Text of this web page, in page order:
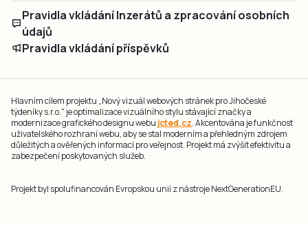
Pravidla vkládání Inzerátů a zpracování osobních
údajů
Pravidla vkládání příspěvků
Hlavním cílem projektu „Nový vizuál webových stránek pro Jihočeské
týdeníky s.r.o." je optimalizace vizuálního stylu stávající značky a
modernizace grafického designu webu jcted.cz. Akcentována je funkčnost
uživatelského rozhraní webu, aby se stal moderním a přehledným zdrojem
důležitých a ověřených informací pro veřejnost. Projekt má zvýšit efektivitu a
zabezpečení poskytovaných služeb.
Projekt byl spolufinancován Evropskou unií z nástroje NextGenerationEU.